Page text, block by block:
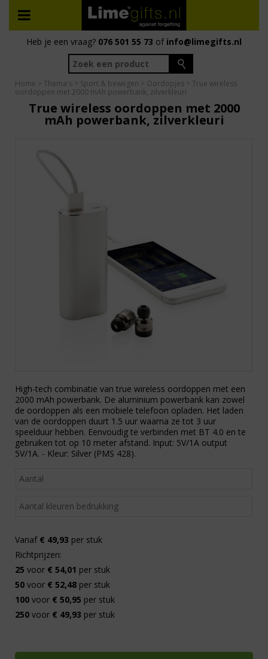
Heb je een vraag? 076 501 55 73 of info@limegifts.nl
Home > Thema's > Sport & bewegen > Oordopjes > True wireless
oordoppen met 2000 mAh powerbank, zilverkleuri
True wireless oordoppen met 2000
mAh powerbank, zilverkleuri
High-tech combinatie van true wireless oordoppen met een
2000 mAh powerbank. De aluminium powerbank kan zowel
de oordoppen als een mobiele telefoon opladen. Het laden
van de oordoppen duurt 1.5 uur waarna ze tot 3 uur
speelduur hebben. Eenvoudig te verbinden met BT 4.0 en te
gebruiken tot op 10 meter afstand. Input: 5V/1A output
5V/1A. - Kleur: Silver (PMS 428).
Vanaf € 49,93 per stuk
Richtprijzen:
25 voor € 54,01 per stuk
50 voor € 52,48 per stuk
100 voor € 50,95 per stuk
250 voor € 49,93 per stuk